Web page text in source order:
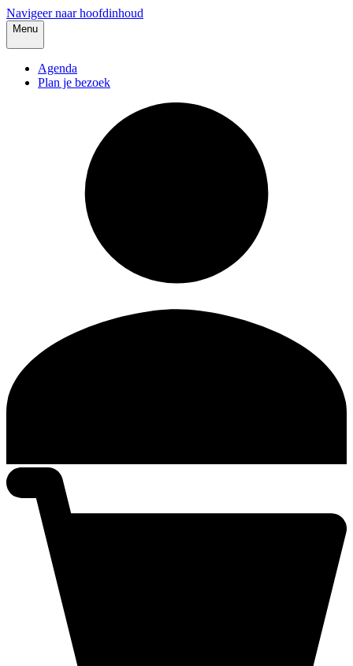
Navigeer naar hoofdinhoud
Menu
Agenda
Plan je bezoek